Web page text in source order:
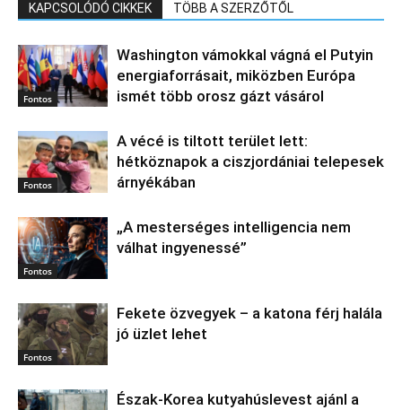
KAPCSOLÓDÓ CIKKEK TÖBB A SZERZŐTŐL
Fontos
Washington vámokkal vágná el Putyin
energiaforrásait, miközben Európa
ismét több orosz gázt vásárol
Fontos
A vécé is tiltott terület lett:
hétköznapok a ciszjordániai telepesek
árnyékában
Fontos
„A mesterséges intelligencia nem
válhat ingyenessé”
Fontos
Fekete özvegyek – a katona férj halála
jó üzlet lehet
Észak‑Korea kutyahúslevest ajánl a